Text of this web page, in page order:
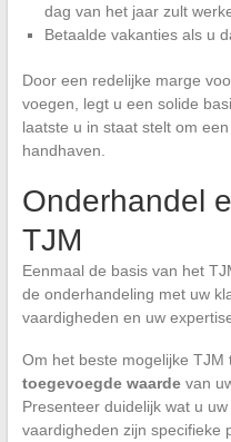
dag van het jaar zult
Betaalde vakanties als u
Door een redelijke marge
voegen, legt u een solide
laatste u in staat stelt om
handhaven.
Onderhandel
TJM
Eenmaal de basis van het
de onderhandeling met uw
vaardigheden en uw
Om het beste mogelijke
toegevoegde waardevan
Presenteer duidelijk wat u
vaardigheden zijn specifieke